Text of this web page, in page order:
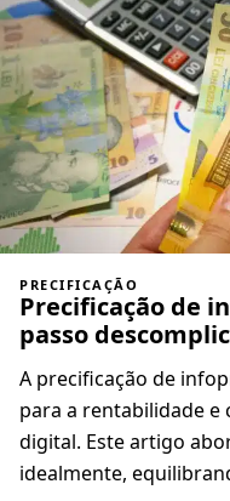
PRECIFICAÇÃO
Precificação de
passo
A precificação de
para a rentabilidade
digital. Este artigo
idealmente,